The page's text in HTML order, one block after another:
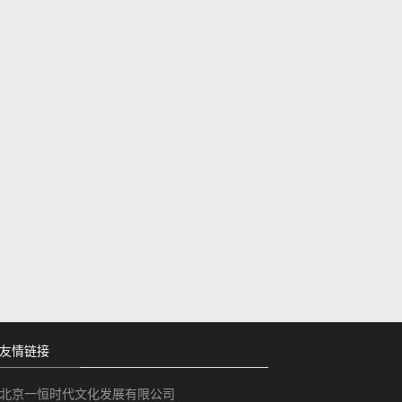
友情链接
北京一恒时代文化发展有限公司